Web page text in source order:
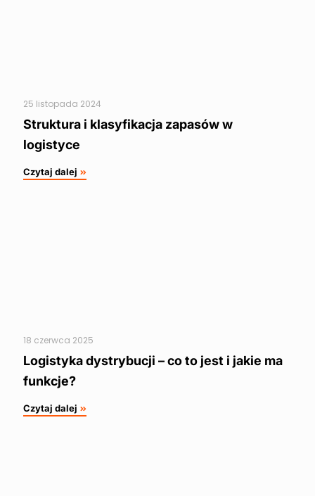
25 listopada 2024
Struktura i klasyfikacja zapasów w
logistyce
Czytaj dalej
18 czerwca 2025
Logistyka dystrybucji – co to jest i jakie ma
funkcje?
Czytaj dalej